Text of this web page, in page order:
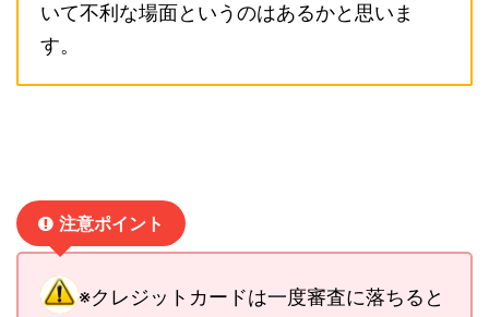
いて不利な場面というのはあるかと思いま
す。
注意ポイント
※クレジットカードは一度審査に落ちると